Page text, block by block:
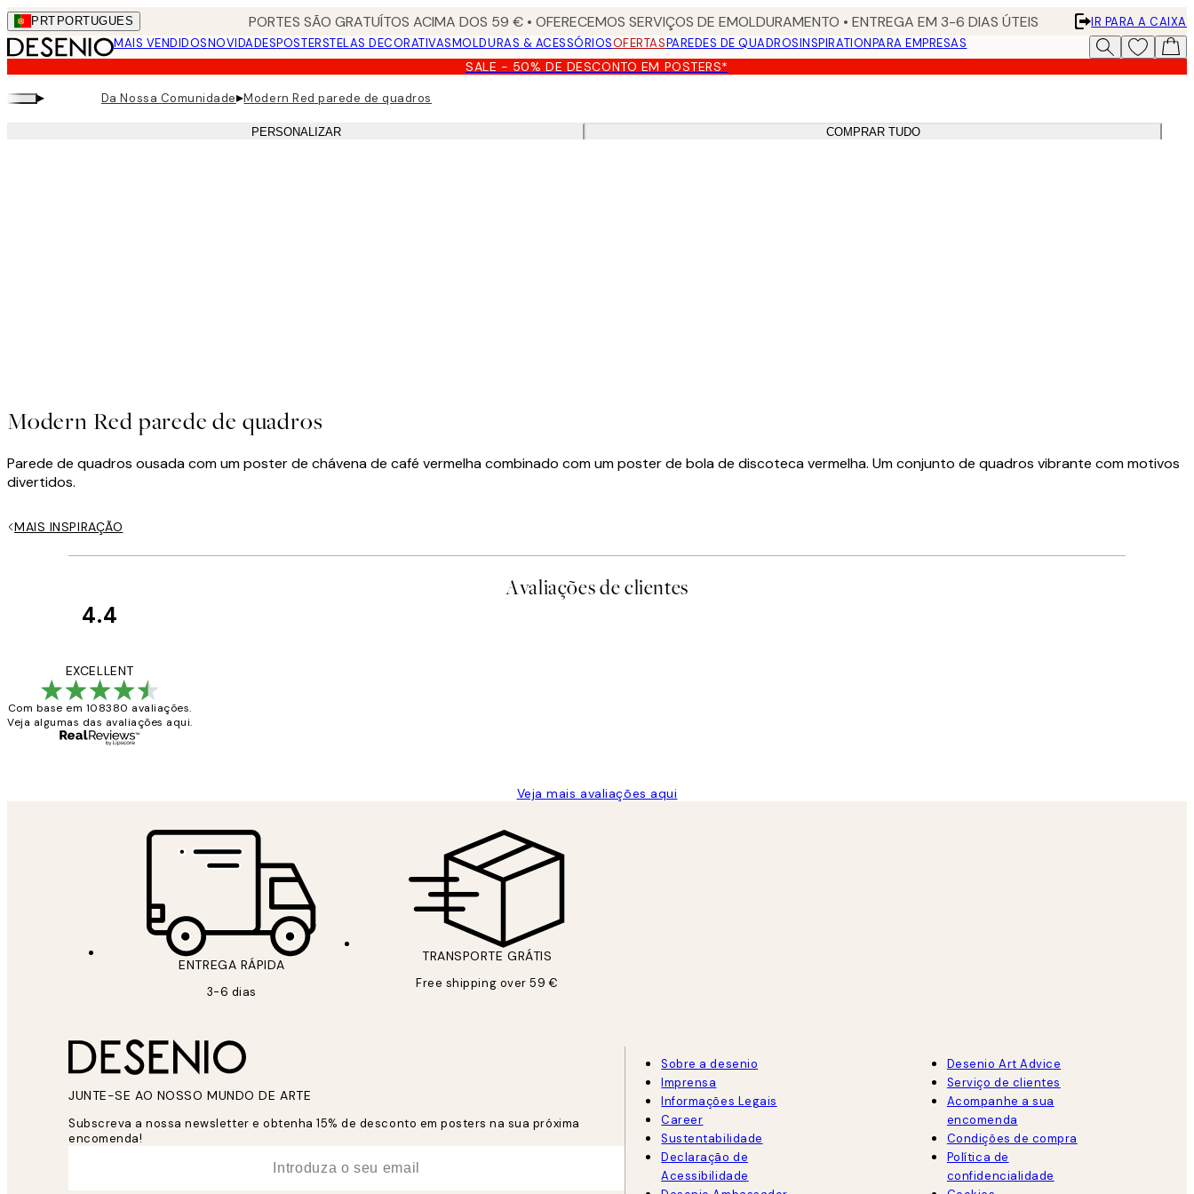
Skip
to
main
content.
PRT PORTUGUES PORTES SÃO GRATUÍTOS ACIMA DOS 59 € • OFERECEMOS SERVIÇOS DE EMOLDURAMENTO • ENTREGA EM 3-6 DIAS ÚTEIS
IR PARA A CAIXA
MAIS VENDIDOSNOVIDADESPOSTERSTELAS DECORATIVASMOLDURAS & ACESSÓRIOSOFERTASPAREDES DE QUADROSINSPIRATIONPARA EMPRESAS
SALE - 50% DE DESCONTO EM POSTERS*
▸ Da Nossa Comunidade▸Modern Red parede de quadros
PERSONALIZAR COMPRAR TUDO
Modern Red parede de quadros
Parede de quadros ousada com um poster de chávena de café vermelha combinado com um poster de bola de discoteca vermelha. Um conjunto de quadros vibrante com motivos
divertidos.
MAIS INSPIRAÇÃO
Avaliações de clientes
4.4
EXCELLENT
Com base em 108380 avaliações.
Veja algumas das avaliações aqui.
Veja mais avaliações aqui
ENTREGA RÁPIDA
3-6 dias
TRANSPORTE GRÁTIS
Free shipping over 59 €
JUNTE-SE AO NOSSO MUNDO DE ARTE
Subscreva a nossa newsletter e obtenha 15% de desconto em posters na sua próxima
encomenda!
Sobre a desenio
Imprensa
Informações Legais
Career
Sustentabilidade
Declaração de
Acessibilidade
Desenio Art Advice
Serviço de clientes
Acompanhe a sua
encomenda
Condições de compra
Política de
confidencialidade